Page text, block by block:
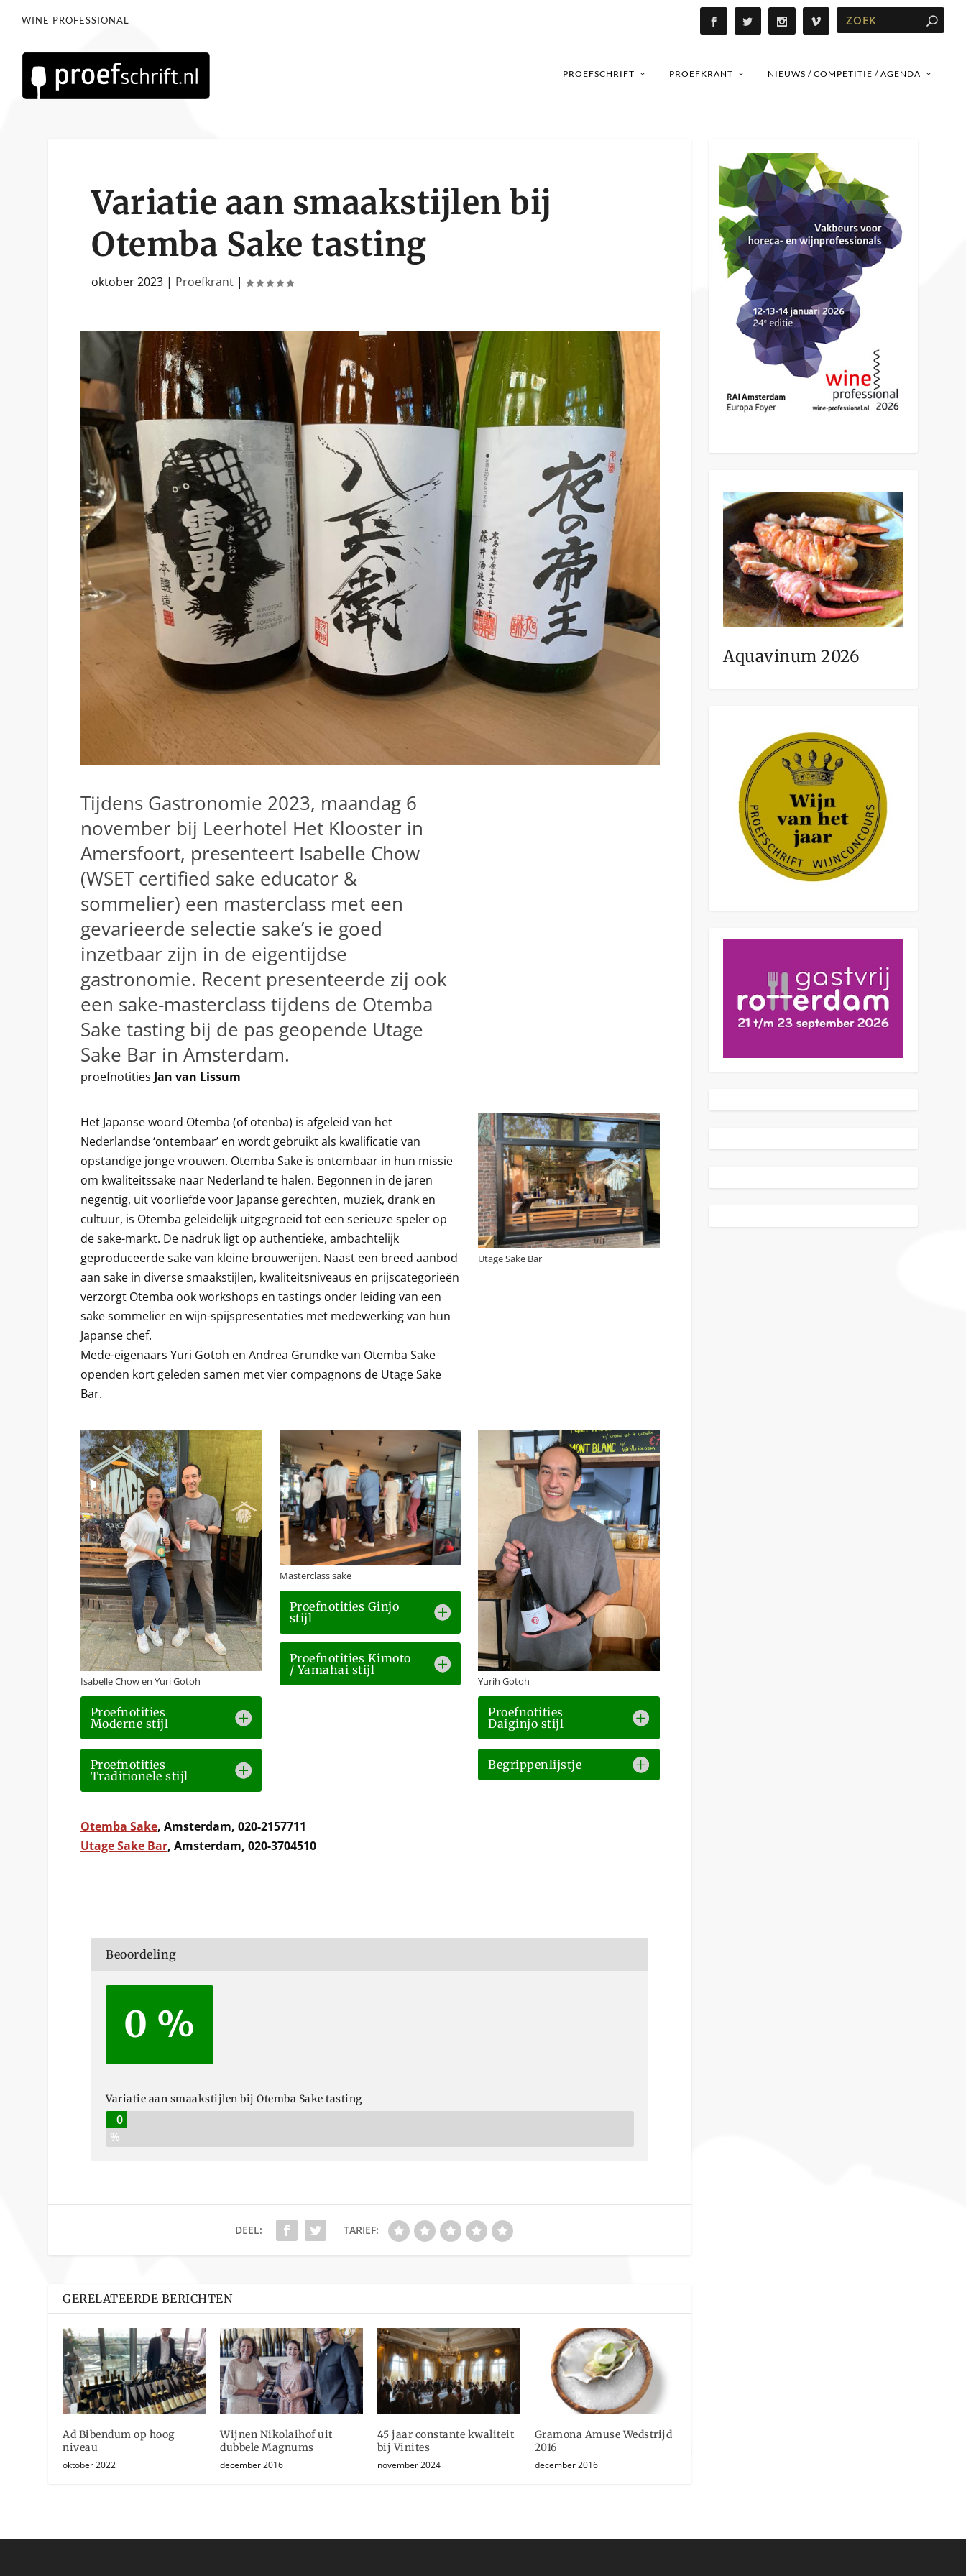
WINE PROFESSIONAL
PROEFSCHRIFT PROEFKRANT NIEUWS / COMPETITIE / AGENDA
Variatie aan smaakstijlen bij
Otemba Sake tasting
oktober 2023 | Proefkrant |
Tijdens Gastronomie 2023, maandag 6
november bij Leerhotel Het Klooster in
Amersfoort, presenteert Isabelle Chow
(WSET certified sake educator &
sommelier) een masterclass met een
gevarieerde selectie sake’s ie goed
inzetbaar zijn in de eigentijdse
gastronomie. Recent presenteerde zij ook
een sake-masterclass tijdens de Otemba
Sake tasting bij de pas geopende Utage
Sake Bar in Amsterdam.
proefnotities Jan van Lissum
Het Japanse woord Otemba (of otenba) is afgeleid van het
Nederlandse ‘ontembaar’ en wordt gebruikt als kwalificatie van
opstandige jonge vrouwen. Otemba Sake is ontembaar in hun missie
om kwaliteitssake naar Nederland te halen. Begonnen in de jaren
negentig, uit voorliefde voor Japanse gerechten, muziek, drank en
cultuur, is Otemba geleidelijk uitgegroeid tot een serieuze speler op
de sake-markt. De nadruk ligt op authentieke, ambachtelijk
geproduceerde sake van kleine brouwerijen. Naast een breed aanbod
aan sake in diverse smaakstijlen, kwaliteitsniveaus en prijscategorieën
verzorgt Otemba ook workshops en tastings onder leiding van een
sake sommelier en wijn-spijspresentaties met medewerking van hun
Japanse chef.
Mede-eigenaars Yuri Gotoh en Andrea Grundke van Otemba Sake
openden kort geleden samen met vier compagnons de Utage Sake
Bar.
Utage Sake Bar
Isabelle Chow en Yuri Gotoh
Proefnotities
Moderne stijl
Proefnotities
Traditionele stijl
Masterclass sake
Proefnotities Ginjo
stijl
Proefnotities Kimoto
/ Yamahai stijl
Yurih Gotoh
Proefnotities
Daiginjo stijl
Begrippenlijstje
Otemba Sake, Amsterdam, 020-2157711
Utage Sake Bar, Amsterdam, 020-3704510
Beoordeling
0 %
Variatie aan smaakstijlen bij Otemba Sake tasting
0
%
DEEL: TARIEF:
GERELATEERDE BERICHTEN
Ad Bibendum op hoog
niveau
oktober 2022
Wijnen Nikolaihof uit
dubbele Magnums
december 2016
45 jaar constante kwaliteit
bij Vinites
november 2024
Gramona Amuse Wedstrijd
2016
december 2016
Aquavinum 2026